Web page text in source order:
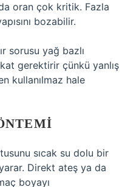
oran çok kritik. Fazla
bozabilir.
sorusu yağ bazlı
gerektirir çünkü yanlış
kullanılmaz hale
sıcak su dolu bir
Direkt ateş ya da
boyayı